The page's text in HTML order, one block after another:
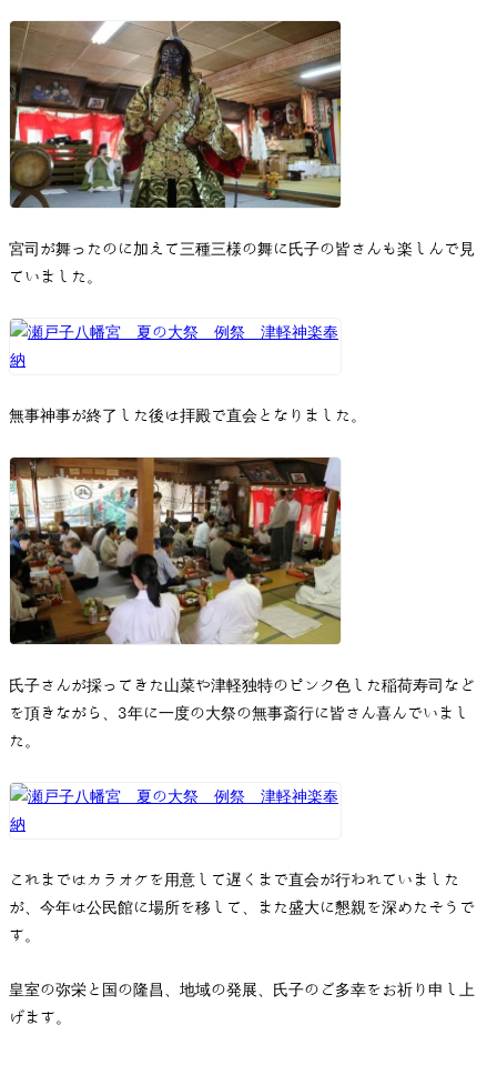
宮司が舞ったのに加えて三種三様の舞に氏子の皆さんも楽しんで見
ていました。
無事神事が終了した後は拝殿で直会となりました。
氏子さんが採ってきた山菜や津軽独特のピンク色した稲荷寿司など
を頂きながら、3年に一度の大祭の無事斎行に皆さん喜んでいまし
た。
これまではカラオケを用意して遅くまで直会が行われていました
が、今年は公民館に場所を移して、また盛大に懇親を深めたそうで
す。
皇室の弥栄と国の隆昌、地域の発展、氏子のご多幸をお祈り申し上
げます。